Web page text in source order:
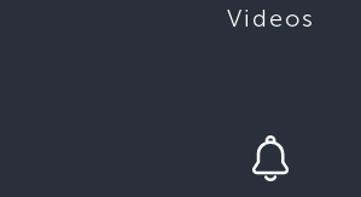
Videos